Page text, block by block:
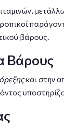
βάρους.
Βάρους
και στην